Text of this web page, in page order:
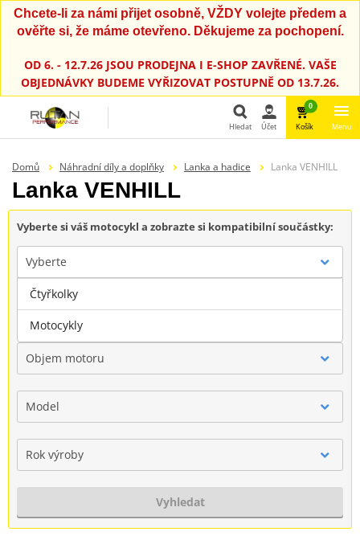
Chcete-li za námi přijet osobně, VŽDY volejte předem a
ověřte si, že máme otevřeno. Děkujeme za pochopení.
OD 6. - 12.7.26 JSOU PRODEJNA I E-SHOP ZAVŘENÉ. VAŠE
OBJEDNÁVKY BUDEME VYŘIZOVAT POSTUPNĚ OD 13.7.26.
Hledat
Hledat Účet
0
Košík Menu
Domů Náhradní díly a doplňky Lanka a hadice Lanka VENHILL
Lanka VENHILL
Vyberte si váš motocykl a zobrazte si kompatibilní součástky:
Vyberte
Značka
Objem motoru
Model
Rok výroby
Vyhledat
Čtyřkolky
Motocykly